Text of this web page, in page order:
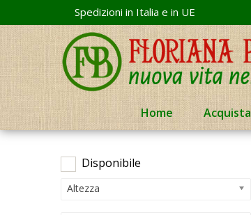
to
content
Spedizioni in Italia e in UE
Home Acquista
Disponibile
Altezza